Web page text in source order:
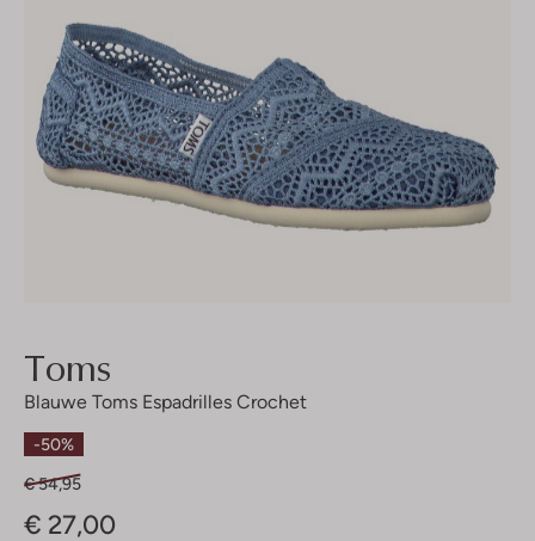
Toms
Blauwe Toms Espadrilles Crochet
-50%
€ 54,95
€ 27,00